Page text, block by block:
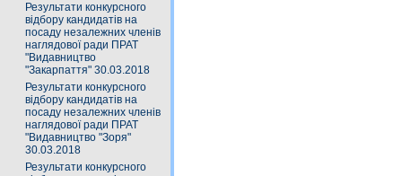
Результати конкурсного
відбору кандидатів на
посаду незалежних членів
наглядової ради ПРАТ
"Видавництво
"Закарпаття" 30.03.2018
Результати конкурсного
відбору кандидатів на
посаду незалежних членів
наглядової ради ПРАТ
"Видавництво "Зоря"
30.03.2018
Результати конкурсного